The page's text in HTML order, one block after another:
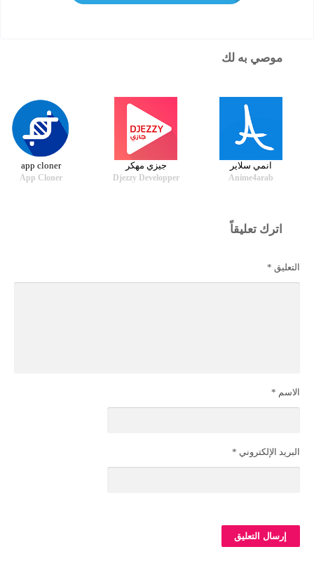
موصي به لك
انمي سلاير
Anime4arab
جيزي مهكر
Djezzy Developper
app cloner
App Cloner
اترك تعليقاً
التعليق *
الاسم *
البريد الإلكتروني *